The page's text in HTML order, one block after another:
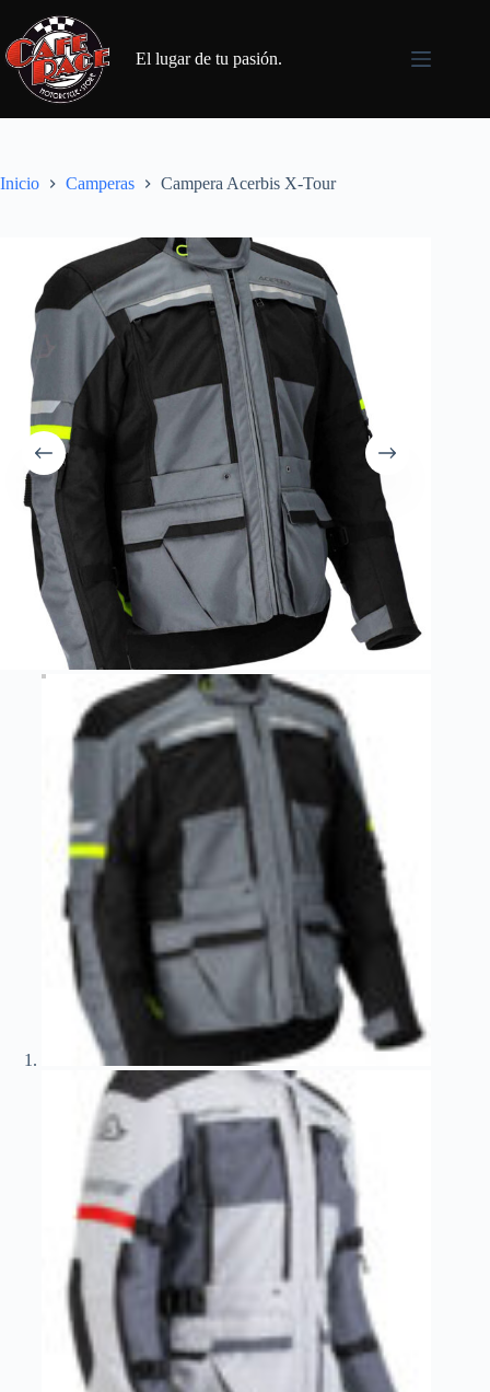
contenido
El lugar de tu pasión.
Inicio Camperas Campera Acerbis X-Tour